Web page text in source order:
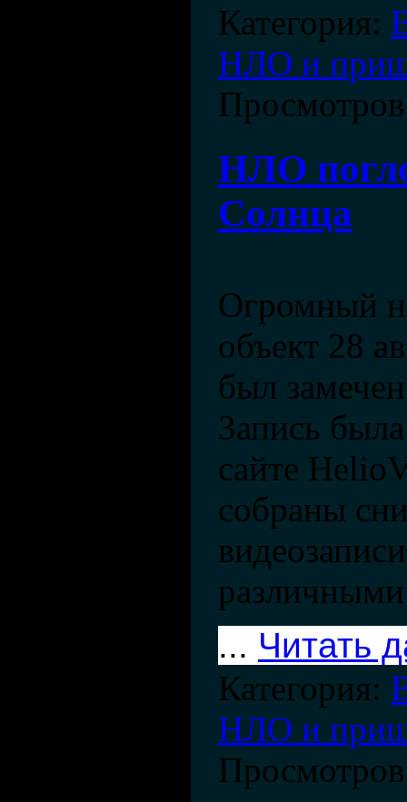
Категория:
НЛО и
НЛО
Солнца
Огромный
объект 28
был
Запись
сайте
собраны
... Читать
Категория:
НЛО и